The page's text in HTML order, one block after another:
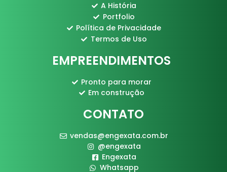
A História
Portfolio
Política de Privacidade
Termos de Uso
EMPREENDIMENTOS
Pronto para morar
Em construção
CONTATO
vendas@engexata.com.br
@engexata
Engexata
Whatsapp